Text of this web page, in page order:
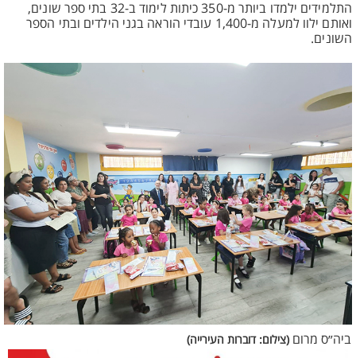
התלמידים ילמדו ביותר מ-350 כיתות לימוד ב-32 בתי ספר שונים,
ואותם ילוו למעלה מ-1,400 עובדי הוראה בגני הילדים ובתי הספר
השונים.
ביה״ס מרום (צילום: דוברות העירייה)